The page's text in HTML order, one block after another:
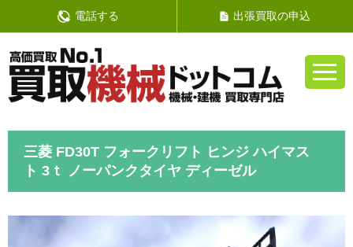
電話する 出張買取の申込
三菱 FD30T フォークリフト ヒンジ ハイマス
ト 3ｔ ノーパンクタイヤ ディーゼル